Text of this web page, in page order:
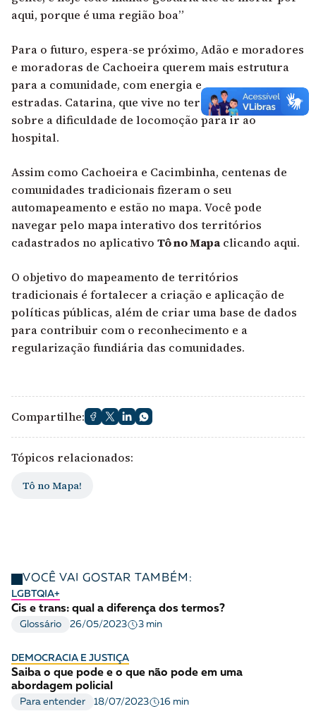
aqui, porque é uma região boa”
Para o futuro, espera-se próximo, Adão e moradores
e moradoras de Cachoeira querem mais estrutura
para a comunidade, com energia e
estradas. Catarina, que vive no território, já contou
sobre a dificuldade de locomoção para ir ao
hospital.
Assim como Cachoeira e Cacimbinha, centenas de
comunidades tradicionais fizeram o seu
automapeamento e estão no mapa. Você pode
navegar pelo mapa interativo dos territórios
cadastrados no aplicativo Tô no Mapa clicando aqui.
O objetivo do mapeamento de territórios
tradicionais é fortalecer a criação e aplicação de
políticas públicas, além de criar uma base de dados
para contribuir com o reconhecimento e a
regularização fundiária das comunidades.
Compartilhe:
Tópicos relacionados:
Tô no Mapa!
VOCÊ VAI GOSTAR TAMBÉM:
LGBTQIA+
Cis e trans: qual a diferença dos termos?
Glossário 26/05/2023 3 min
DEMOCRACIA E JUSTIÇA
Saiba o que pode e o que não pode em uma
abordagem policial
Para entender 18/07/2023 16 min